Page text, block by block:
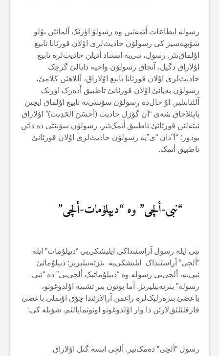
رسولە ایطاعات أتمەنین وە رسولۆ اؤرنک آلمانئن یۇلو
شۆبهەسیز کی رسولۆن حادیث‌لری اۇلان قورئانا تابیع
اۇلماق‌تئر. رسول، نبی‌یە ایسناد أدیلن حادیث‌لرە تابیع
اۇلاراق دگیل، آنجاق رسولۆن واحیە دایالئ گرچک
حادیث‌لری اۇلان قورئانا تابیع اۇلاراق، آللاهئن کلامئ،
رسولۆن بەیانئ اۇلان قورئانئ تاطبیق أدەرک اؤرنک
آلئنابیلیر. اۇ حال‌دە رسولۆن سۆننتی‌نە تابیع اۇلماق ایچین
یاپئلاجاق شەی “أن گۆزل حادیث (أحسَنَ الحَدِیث)” اۇلاراق
نیتەلنن قورئانئ تاطبیق أتمک‌تیر. رسولۆن سۆننتی دە ذاتن
بودور؛ “آ”دان “ی”یە رسولۆن حادیث‌لری اۇلان قورئانئ
تاطبیق أتمک.
“نبی-ألچی” وە “دیپلۇمات-ألچی”
نبی ایلە رسول آراسئنداکی ایلیشکی‌یی “دیپلۇمات” ایلە
“ألچی” آراسئنداک ایلیشکی‌یە بنزتەبیلیریز: دیپلۇماتئ
نبی‌یە، ألچی‌یی رسولە وە “دیپلۇماتیک ألچی‌یی” دە “نبی-
رسولە” بنزتەبیلیریز. آما بونون بیر تشبیە اۇلدوغونو،
باعضئ بنزەرلیک‌لرە راغمن آرالارئندا چۇق اؤنملی باعضئ
فارقلئلئق‌لارئن دا وار اۇلدوغونو اونوتمایالئم. شؤیلە کی:
رسول “ألچی” دەمک‌تیر. ألچی ایسە گنل اۇلاراق